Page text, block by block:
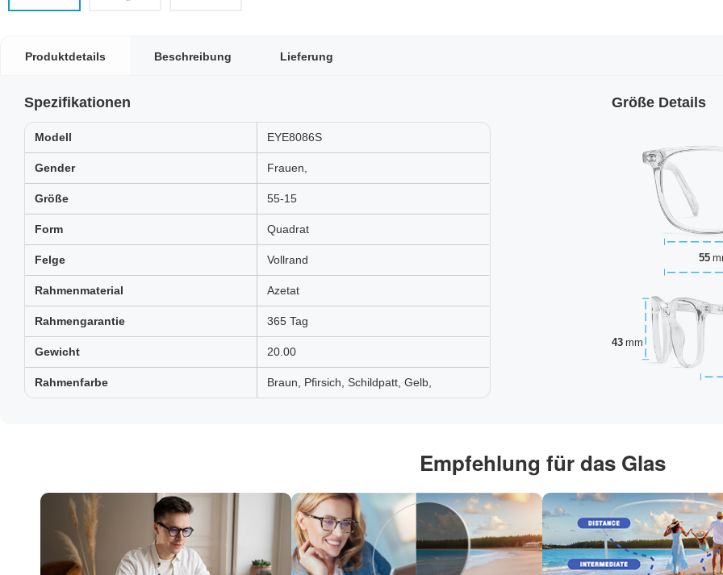
Produktdetails Beschreibung Lieferung
Spezifikationen
Modell EYE8086S
Gender Frauen,
Größe 55-15
Form Quadrat
Felge Vollrand
Rahmenmaterial Azetat
Rahmengarantie 365 Tag
Gewicht 20.00
Rahmenfarbe Braun, Pfirsich, Schildpatt, Gelb,
Größe Details
55
43 mm
Empfehlung für das Glas